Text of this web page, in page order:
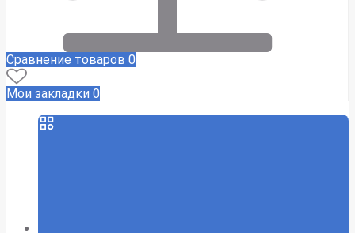
Сравнение товаров 0
Мои закладки 0